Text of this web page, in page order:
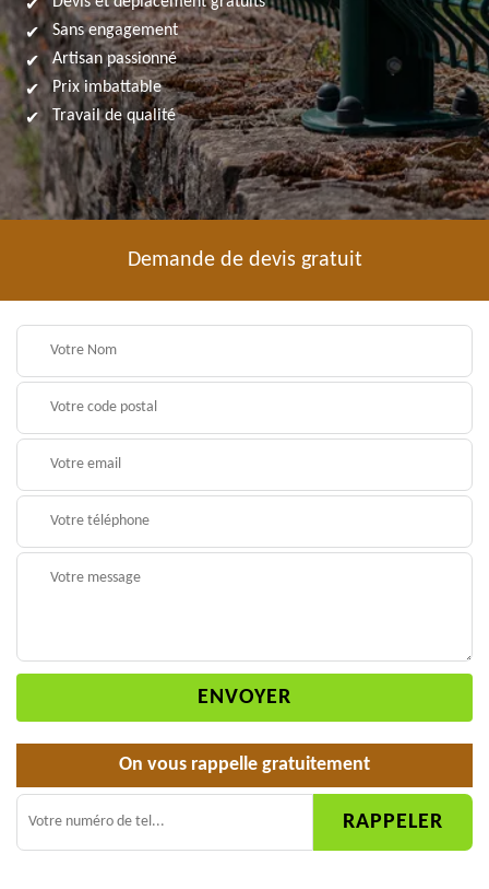
Sans engagement
Artisan passionné
Prix imbattable
Travail de qualité
Demande de devis gratuit
On vous rappelle gratuitement